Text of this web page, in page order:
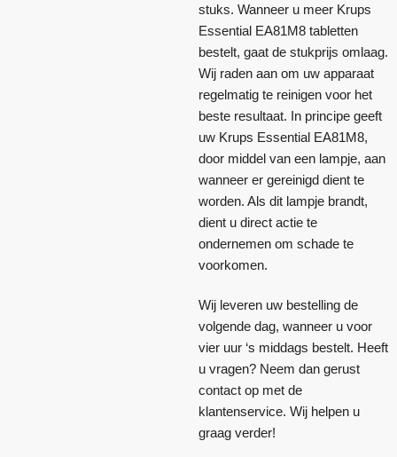
stuks. Wanneer u meer Krups
Essential EA81M8 tabletten
bestelt, gaat de stukprijs omlaag.
Wij raden aan om uw apparaat
regelmatig te reinigen voor het
beste resultaat. In principe geeft
uw Krups Essential EA81M8,
door middel van een lampje, aan
wanneer er gereinigd dient te
worden. Als dit lampje brandt,
dient u direct actie te
ondernemen om schade te
voorkomen.
Wij leveren uw bestelling de
volgende dag, wanneer u voor
vier uur ‘s middags bestelt. Heeft
u vragen? Neem dan gerust
contact op met de
klantenservice. Wij helpen u
graag verder!